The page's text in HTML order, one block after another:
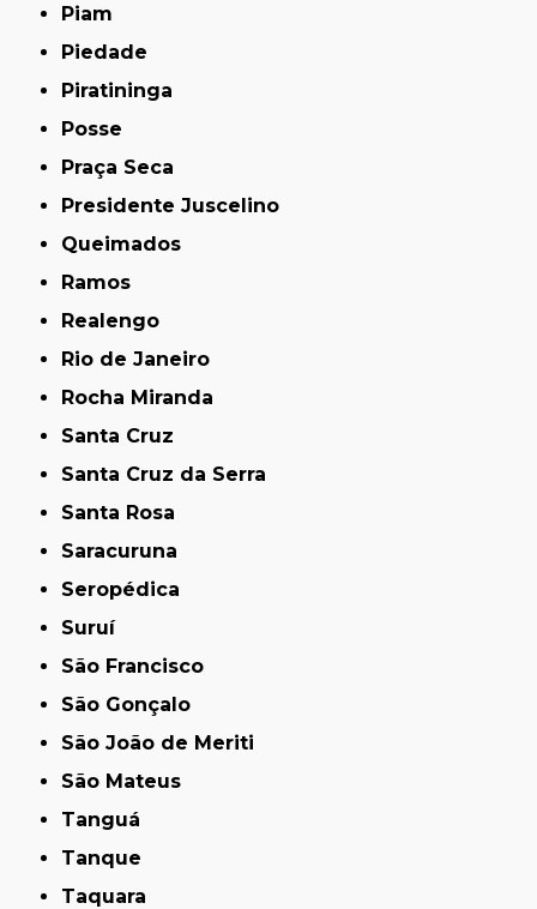
Piam
Piedade
Piratininga
Posse
Praça Seca
Presidente Juscelino
Queimados
Ramos
Realengo
Rio de Janeiro
Rocha Miranda
Santa Cruz
Santa Cruz da Serra
Santa Rosa
Saracuruna
Seropédica
Suruí
São Francisco
São Gonçalo
São João de Meriti
São Mateus
Tanguá
Tanque
Taquara